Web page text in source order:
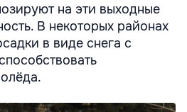
на эти выходные
В некоторых районах
в виде снега с